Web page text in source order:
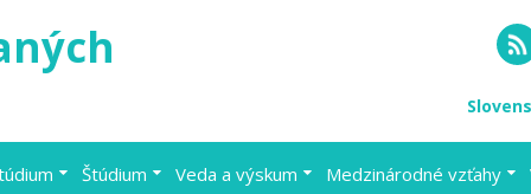
Štúdium Veda a výskum Medzinárodné vzťahy